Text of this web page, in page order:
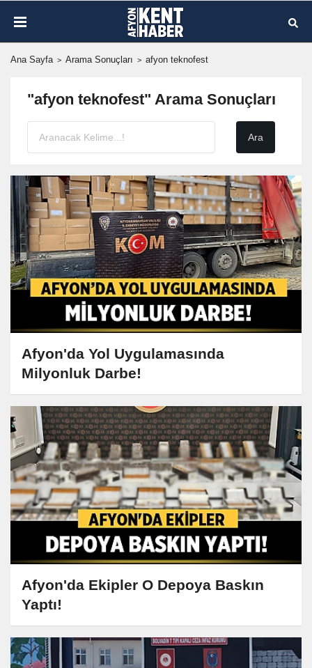
Ana Sayfa Arama Sonuçları afyon teknofest
"afyon teknofest" Arama Sonuçları
Afyon'da Yol Uygulamasında
Milyonluk Darbe!
Afyon'da Ekipler O Depoya Baskın
Yaptı!